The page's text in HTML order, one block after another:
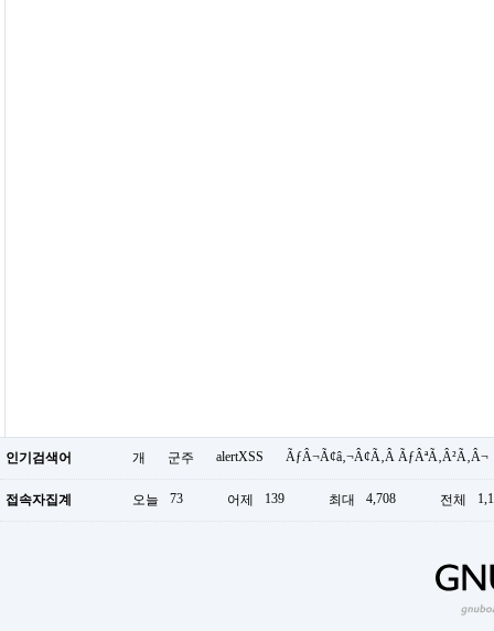
인기검색어 개 군주 alertXSS ÃƒÂ¬Ã¢â‚¬Â¢Ã‚Â ÃƒÂªÃ‚Â²Ã‚Â¬
접속자집계 오늘 73 어제 139 최대 4,708 전체